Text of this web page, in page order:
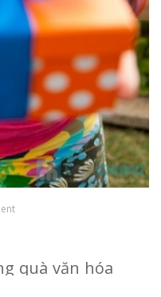
quà văn hóa
được